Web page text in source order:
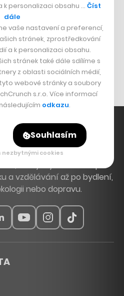
se tématům, která
od byznysu a startupů
a vzdělávání až po bydlení,
nebo dopravu.
k personalizaci obsahu … Číst
dále
vaše nastavení a preferencí,
stránek, zprostředkování
a k personalizaci obsahu.
stránek také dále sdílíme s
z oblasti sociálních médií,
webové stránky a soubory
s.r.o. Více informací
odkazu.
Souhlasím
nezbytnými cookies